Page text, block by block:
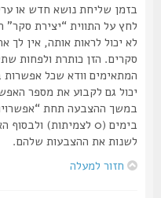
בזמן שליחת נושא חדש או
לחץ על התווית “יצירת סקר”
לא יכול לראות אותה, אין לך את
סקרים. הזן כותרת ולפחות שתי
המתאימים וודא שכל אפשרות
יכול גם לקבוע את מספר
במשך ההצבעה תחת “אפשרויות
בימים (0 לצמיתות)
לשנות את ההצבעות שלהם.
חזור למעלה